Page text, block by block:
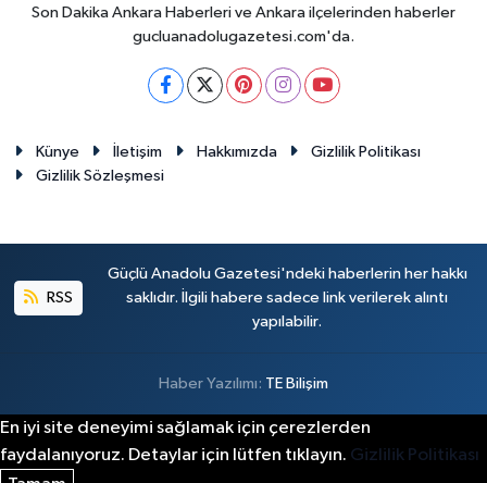
Son Dakika Ankara Haberleri ve Ankara ilçelerinden haberler
gucluanadolugazetesi.com'da.
Künye İletişim Hakkımızda
Gizlilik Politikası
Gizlilik Sözleşmesi
RSS
Güçlü Anadolu Gazetesi'ndeki haberlerin her hakkı
saklıdır. İlgili habere sadece link verilerek alıntı
yapılabilir.
Haber Yazılımı: TE Bilişim
En iyi site deneyimi sağlamak için çerezlerden
faydalanıyoruz. Detaylar için lütfen tıklayın. Gizlilik Politikası